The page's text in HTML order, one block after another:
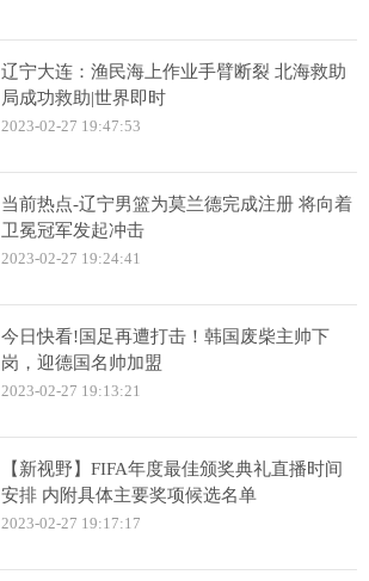
辽宁大连：渔民海上作业手臂断裂 北海救助
局成功救助|世界即时
2023-02-27 19:47:53
当前热点-辽宁男篮为莫兰德完成注册 将向着
卫冕冠军发起冲击
2023-02-27 19:24:41
今日快看!国足再遭打击！韩国废柴主帅下
岗，迎德国名帅加盟
2023-02-27 19:13:21
【新视野】FIFA年度最佳颁奖典礼直播时间
安排 内附具体主要奖项候选名单
2023-02-27 19:17:17